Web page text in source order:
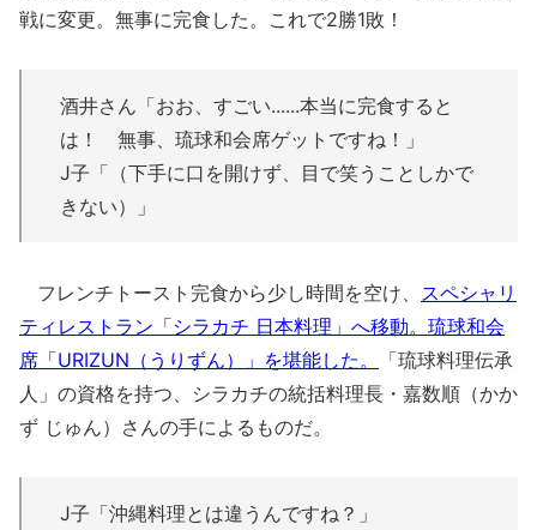
戦に変更。無事に完食した。これで2勝1敗！
酒井さん「おお、すごい......本当に完食すると
は！ 無事、琉球和会席ゲットですね！」
J子「（下手に口を開けず、目で笑うことしかで
きない）」
フレンチトースト完食から少し時間を空け、 スペシャリ
ティレストラン「シラカチ 日本料理」へ移動。琉球和会
席「URIZUN（うりずん）」を堪能した。
「琉球料理伝承
人」の資格を持つ、シラカチの統括料理長・嘉数順（かか
ず じゅん）さんの手によるものだ。
J子「沖縄料理とは違うんですね？」